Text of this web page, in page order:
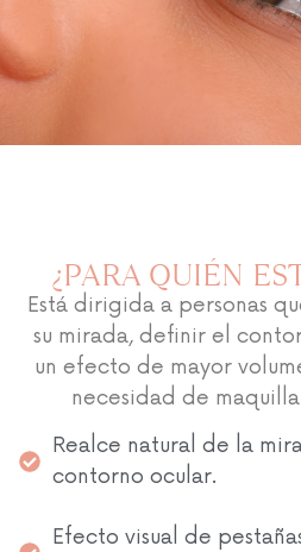
¿PARA QUIÉN
Está dirigida a personas
su mirada, definir el
un efecto de mayor
necesidad de
Realce natural de la
contorno ocular.
Efecto visual de